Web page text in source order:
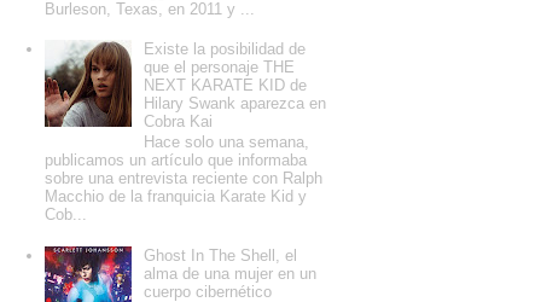
Burleson, Texas, en 2011 y ...
Existe la posibilidad de
que el personaje THE
NEXT KARATE KID de
Hilary Swank aparezca en
Cobra Kai
Hace solo una semana,
publicamos un artículo que informaba
sobre una entrevista reciente con Ralph
Macchio de la franquicia Karate Kid y
Cob...
Ghost In The Shell, el
alma de una mujer en un
cuerpo cibernético